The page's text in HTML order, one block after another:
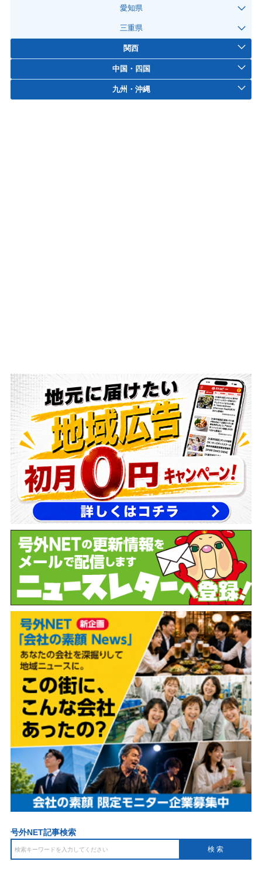
愛知県
三重県
関西
中国・四国
九州・沖縄
号外NET記事検索